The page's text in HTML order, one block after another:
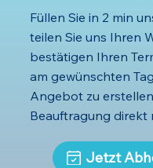
Füllen Sie in 2 min
teilen Sie uns Ihren
bestätigen Ihren
am gewünschten
Angebot zu
Beauftragung direkt
Jetzt